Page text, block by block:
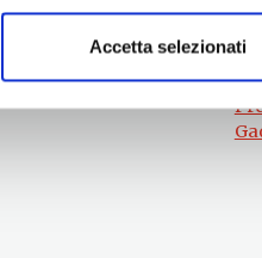
Accetta selezionati
Culturali